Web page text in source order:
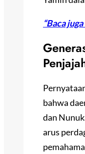
“Baca
bahwa
dan
arus